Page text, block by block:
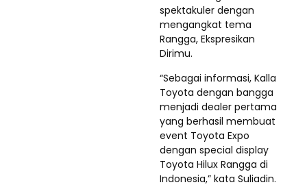
spektakuler dengan
mengangkat tema
Rangga, Ekspresikan
Dirimu.
“Sebagai informasi, Kalla
Toyota dengan bangga
menjadi dealer pertama
yang berhasil membuat
event Toyota Expo
dengan special display
Toyota Hilux Rangga di
Indonesia,” kata Suliadin.